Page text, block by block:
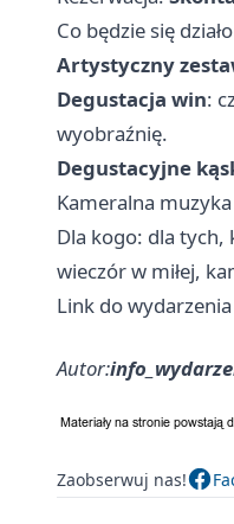
Co będzie się działo
Artystyczny
Degustacja win:
wyobraźnię.
Degustacyjne
Kameralna
Dla kogo: dla
wieczór w miłej,
Link do
Autor:
Zaobserwuj nas!